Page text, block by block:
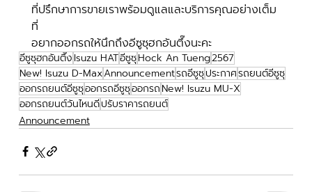
ที่ปรึกษาการขายเราพร้อมดูแลและบริการคุณอย่างเต็ม
ที่
อยากออกรถให้นึกถึงอีซูซุฮกอันตึ๊งนะคะ
อีซูซุฮกอันตึ๊งIsuzu HATอีซูซุHock An Tueng2567
New! Isuzu D-MaxAnnouncementรถอีซูซุประกาศรถยนต์อีซูซุ
ออกรถยนต์อีซูซุออกรถอีซูซุออกรถNew! Isuzu MU-X
ออกรถยนต์วันไหนดีปรับราคารถยนต์
Announcement